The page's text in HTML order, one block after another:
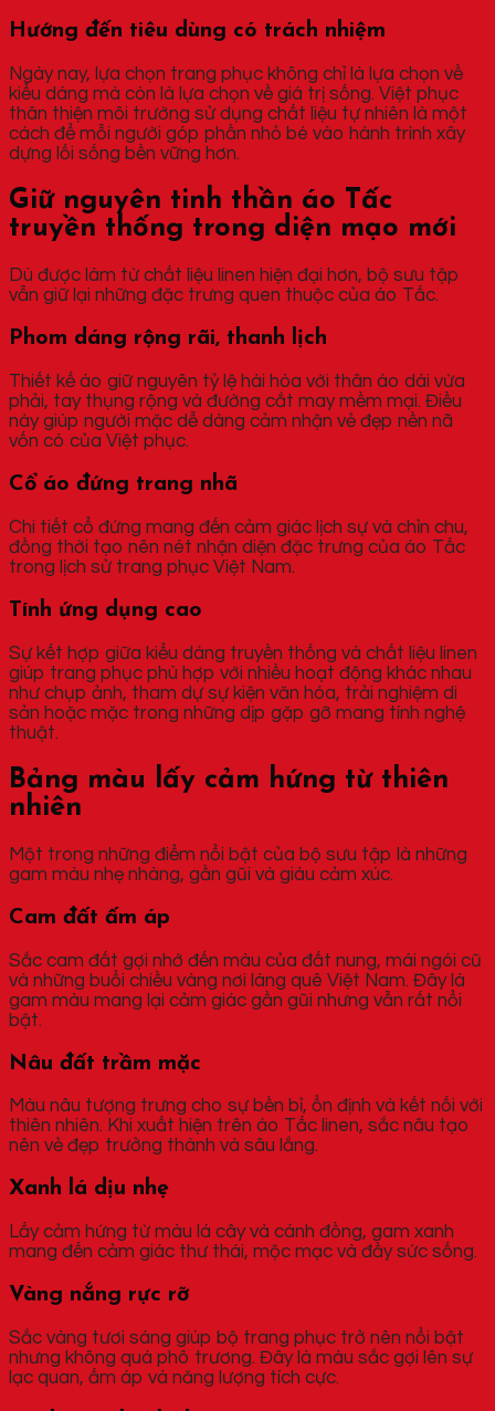
Hướng đến tiêu dùng có trách nhiệm
Ngày nay, lựa chọn trang phục không chỉ là lựa chọn về
kiểu dáng mà còn là lựa chọn về giá trị sống. Việt phục
thân thiện môi trường sử dụng chất liệu tự nhiên là một
cách để mỗi người góp phần nhỏ bé vào hành trình xây
dựng lối sống bền vững hơn.
Giữ nguyên tinh thần áo Tấc
truyền thống trong diện mạo mới
Dù được làm từ chất liệu linen hiện đại hơn, bộ sưu tập
vẫn giữ lại những đặc trưng quen thuộc của áo Tấc.
Phom dáng rộng rãi, thanh lịch
Thiết kế áo giữ nguyên tỷ lệ hài hòa với thân áo dài vừa
phải, tay thụng rộng và đường cắt may mềm mại. Điều
này giúp người mặc dễ dàng cảm nhận vẻ đẹp nền nã
vốn có của Việt phục.
Cổ áo đứng trang nhã
Chi tiết cổ đứng mang đến cảm giác lịch sự và chỉn chu,
đồng thời tạo nên nét nhận diện đặc trưng của áo Tấc
trong lịch sử trang phục Việt Nam.
Tính ứng dụng cao
Sự kết hợp giữa kiểu dáng truyền thống và chất liệu linen
giúp trang phục phù hợp với nhiều hoạt động khác nhau
như chụp ảnh, tham dự sự kiện văn hóa, trải nghiệm di
sản hoặc mặc trong những dịp gặp gỡ mang tính nghệ
thuật.
Bảng màu lấy cảm hứng từ thiên
nhiên
Một trong những điểm nổi bật của bộ sưu tập là những
gam màu nhẹ nhàng, gần gũi và giàu cảm xúc.
Cam đất ấm áp
Sắc cam đất gợi nhớ đến màu của đất nung, mái ngói cũ
và những buổi chiều vàng nơi làng quê Việt Nam. Đây là
gam màu mang lại cảm giác gần gũi nhưng vẫn rất nổi
bật.
Nâu đất trầm mặc
Màu nâu tượng trưng cho sự bền bỉ, ổn định và kết nối với
thiên nhiên. Khi xuất hiện trên áo Tấc linen, sắc nâu tạo
nên vẻ đẹp trưởng thành và sâu lắng.
Xanh lá dịu nhẹ
Lấy cảm hứng từ màu lá cây và cánh đồng, gam xanh
mang đến cảm giác thư thái, mộc mạc và đầy sức sống.
Vàng nắng rực rỡ
Sắc vàng tươi sáng giúp bộ trang phục trở nên nổi bật
nhưng không quá phô trương. Đây là màu sắc gợi lên sự
lạc quan, ấm áp và năng lượng tích cực.